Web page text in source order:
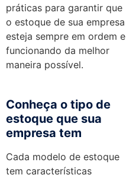
práticas para garantir que
o estoque de sua empresa
esteja sempre em ordem e
funcionando da melhor
maneira possível.
Conheça o tipo de
estoque que sua
empresa tem
Cada modelo de estoque
tem características